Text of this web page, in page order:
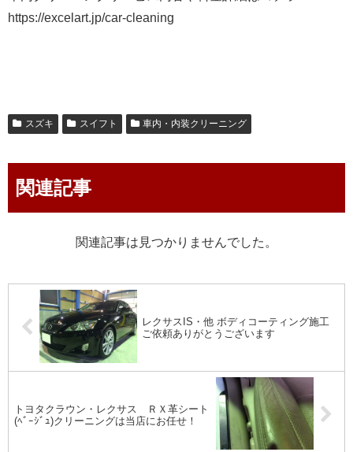
https://excelart.jp/car-cleaning
スズキ スイフト 車内・内装クリーニング
関連記事
関連記事は見つかりませんでした。
レクサスIS・他 ボディコーティング施工
ご依頼ありがとうございます
トヨタクラウン・レクサス ＲＸ革シート
(ﾍﾞｰｼﾞｭ)クリーニングは当店にお任せ！